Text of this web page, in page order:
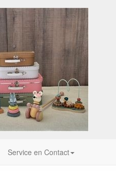
Service en Contact